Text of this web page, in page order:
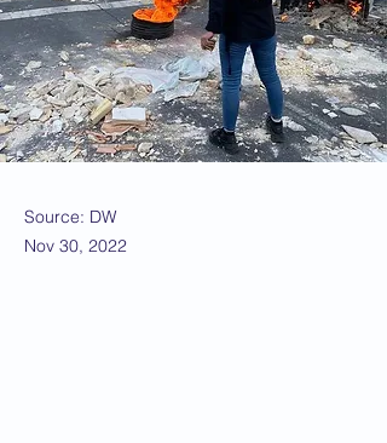
Source: DW
Nov 30, 2022